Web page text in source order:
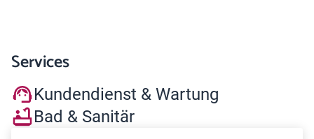
Services
Kundendienst & Wartung
Bad & Sanitär